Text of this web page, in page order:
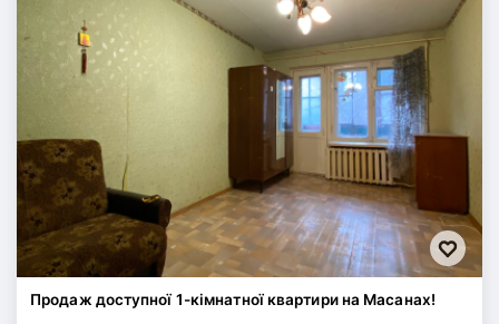
Продаж доступної 1-кімнатної квартири на Масанах!